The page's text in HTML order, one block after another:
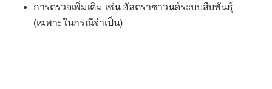
ปัญหาการให้นม
ปัญหาสะดือ
การตรวจเพิ่มเติม เช่น อัลตราซาวนด์ระบบสืบพันธุ์
(เฉพาะในกรณีจำเป็น)